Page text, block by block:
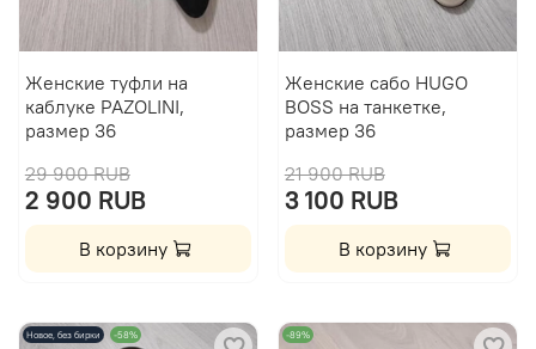
Женские туфли на
каблуке PAZOLINI,
размер 36
29 900 RUB
2 900 RUB
В корзину
Женские сабо HUGO
BOSS на танкетке,
размер 36
21 900 RUB
3 100 RUB
В корзину
Новое, без бирки -58% -89%